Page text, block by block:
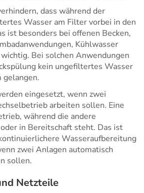
dass während der
Wasser am Filter vorbei in den
ist besonders bei offenen Becken,
Kühlwasser
Bei solchen Anwendungen
kein ungefiltertes Wasser
gelangen.
eingesetzt, wenn zwei
arbeiten sollen. Eine
während die andere
in Bereitschaft steht. Das ist
Wasseraufbereitung
zwei Anlagen automatisch
sollen.
Netzteile